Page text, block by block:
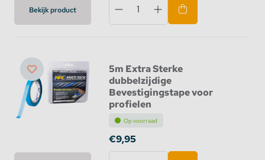
Bekijk product
5m Extra Sterke
dubbelzijdige
Bevestigingstape voor
profielen
Op voorraad
€9,95